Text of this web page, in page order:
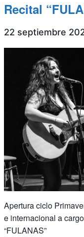
Recital
22 septiembre
Apertura ciclo
e internacional a
“FULANAS”